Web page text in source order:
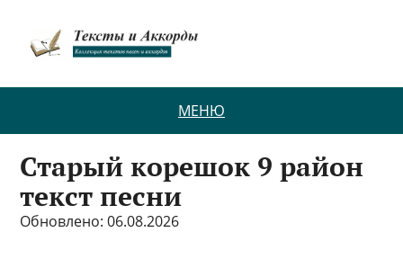
МЕНЮ
Старый корешок 9 район
текст песни
Обновлено: 06.08.2026